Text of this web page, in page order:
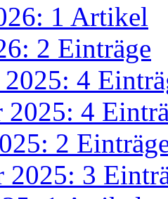
1 Artikel
2 Einträge
2025: 4
2025: 4
2
2025: 3